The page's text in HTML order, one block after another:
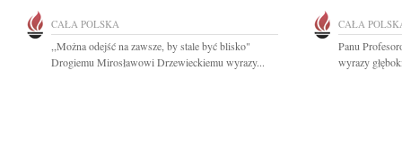
CAŁA POLSKA
,,Można odejść na zawsze, by stale być blisko"
Drogiemu Mirosławowi Drzewieckiemu wyrazy...
CAŁA
Panu
wyrazy